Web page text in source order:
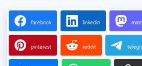
facebook linkedin
pinterest reddit